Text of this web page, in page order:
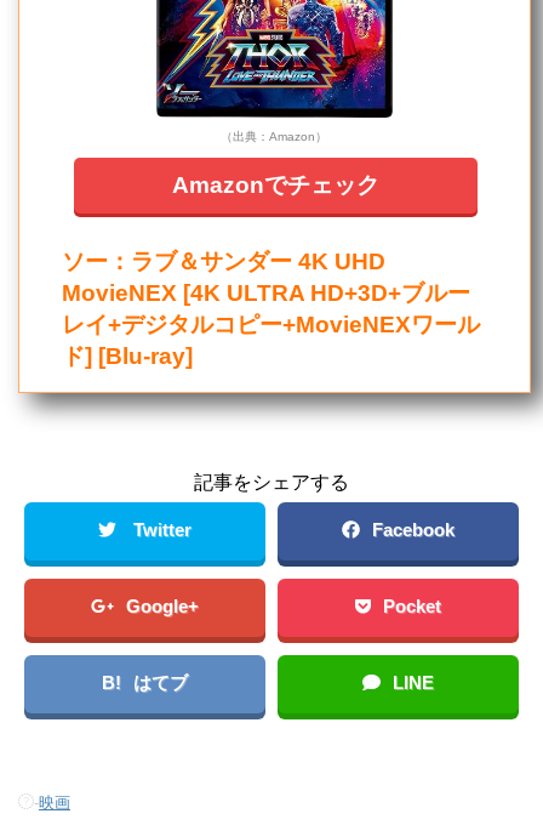
（出典：Amazon）
Amazonでチェック
ソー：ラブ＆サンダー 4K UHD
MovieNEX [4K ULTRA HD+3D+ブルー
レイ+デジタルコピー+MovieNEXワール
ド] [Blu-ray]
記事をシェアする
Twitter Facebook
Google+ Pocket
B! はてブ LINE
-映画